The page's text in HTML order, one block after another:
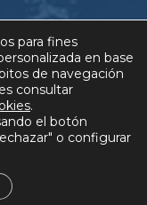
QUIÉNES SOMOS
FAQ
POLÍTICA DE COOKIES
para fines
en base
de navegación
consultar
.
el botón
o configurar